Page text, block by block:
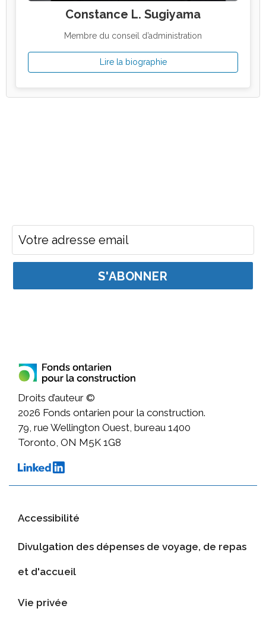
Constance L. Sugiyama
Membre du conseil d’administration
Lire la biographie
Adresse courriel pour
Droits d’auteur ©
2026 Fonds ontarien pour la construction.
79, rue Wellington Ouest, bureau 1400
Toronto, ON M5K 1G8
Accessibilité
Divulgation des dépenses de voyage, de repas
et d'accueil
Vie privée